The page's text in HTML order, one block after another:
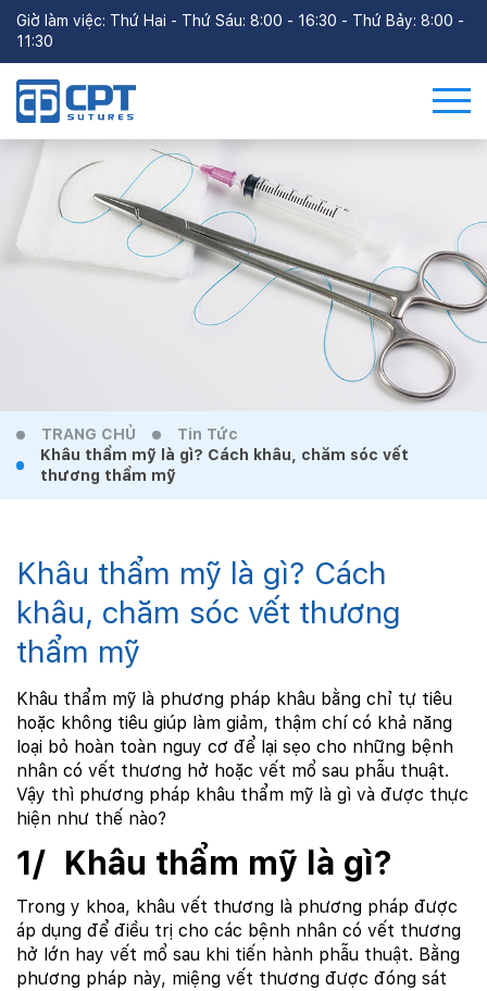
Giờ làm việc: Thứ Hai - Thứ Sáu: 8:00 - 16:30 - Thứ Bảy: 8:00 -
11:30
TRANG CHỦ
Tin Tức
Khâu thẩm mỹ là gì? Cách khâu, chăm sóc vết
thương thẩm mỹ
Khâu thẩm mỹ là gì? Cách
khâu, chăm sóc vết thương
thẩm mỹ
Khâu thẩm mỹ là phương pháp khâu bằng chỉ tự tiêu
hoặc không tiêu giúp làm giảm, thậm chí có khả năng
loại bỏ hoàn toàn nguy cơ để lại sẹo cho những bệnh
nhân có vết thương hở hoặc vết mổ sau phẫu thuật.
Vậy thì phương pháp khâu thẩm mỹ là gì và được thực
hiện như thế nào?
1/ Khâu thẩm mỹ là gì?
Trong y khoa, khâu vết thương là phương pháp được
áp dụng để điều trị cho các bệnh nhân có vết thương
hở lớn hay vết mổ sau khi tiến hành phẫu thuật. Bằng
phương pháp này, miệng vết thương được đóng sát